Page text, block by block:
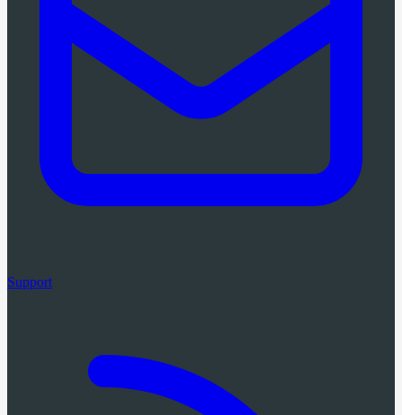
Support